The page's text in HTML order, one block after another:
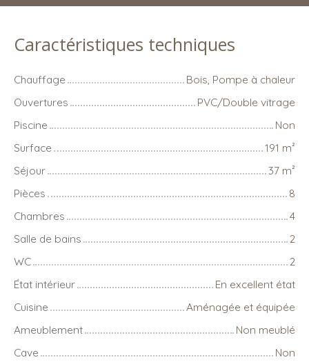
Caractéristiques techniques
Chauffage
Bois, Pompe à chaleur
Ouvertures
PVC/Double vitrage
Piscine
Non
Surface
191 m²
Séjour
37 m²
Pièces
8
Chambres
4
Salle de bains
2
WC
2
État intérieur
En excellent état
Cuisine
Aménagée et équipée
Ameublement
Non meublé
Cave
Non